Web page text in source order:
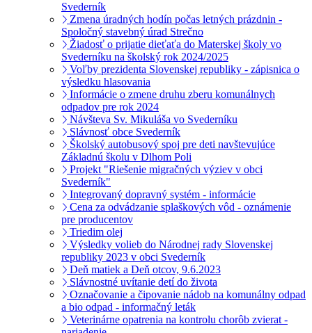
Svederník
Zmena úradných hodín počas letných prázdnin -
Spoločný stavebný úrad Strečno
Žiadosť o prijatie dieťaťa do Materskej školy vo
Svederníku na školský rok 2024/2025
Voľby prezidenta Slovenskej republiky - zápisnica o
výsledku hlasovania
Informácie o zmene druhu zberu komunálnych
odpadov pre rok 2024
Návšteva Sv. Mikuláša vo Svederníku
Slávnosť obce Svederník
Školský autobusový spoj pre deti navštevujúce
Základnú školu v Dlhom Poli
Projekt "Riešenie migračných výziev v obci
Svederník"
Integrovaný dopravný systém - informácie
Cena za odvádzanie splaškových vôd - oznámenie
pre producentov
Triedim olej
Výsledky volieb do Národnej rady Slovenskej
republiky 2023 v obci Svederník
Deň matiek a Deň otcov, 9.6.2023
Slávnostné uvítanie detí do života
Označovanie a čipovanie nádob na komunálny odpad
a bio odpad - informačný leták
Veterinárne opatrenia na kontrolu chorôb zvierat -